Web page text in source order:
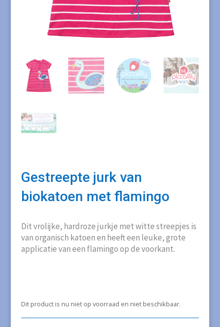
Gestreepte jurk van
biokatoen met flamingo
Dit vrolijke, hardroze jurkje met witte streepjes is
van organisch katoen en heeft een leuke, grote
applicatie van een flamingo op de voorkant.
Dit product is nu niet op voorraad en niet beschikbaar.